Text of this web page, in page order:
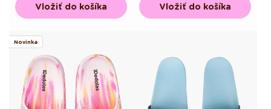
Vložiť do košíka Vložiť do košíka
Novinka